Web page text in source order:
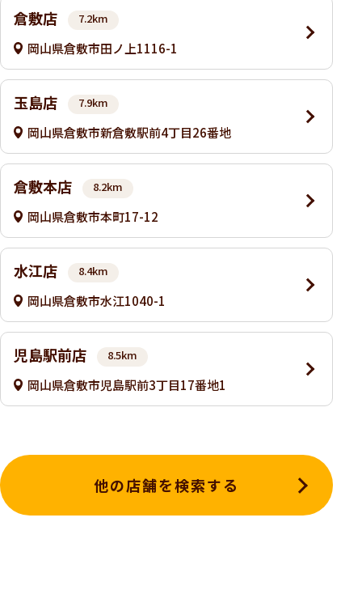
倉敷店 7.2km
岡山県倉敷市田ノ上1116-1
玉島店 7.9km
岡山県倉敷市新倉敷駅前4丁目26番地
倉敷本店 8.2km
岡山県倉敷市本町17-12
水江店 8.4km
岡山県倉敷市水江1040-1
児島駅前店 8.5km
岡山県倉敷市児島駅前3丁目17番地1
他の店舗を検索する